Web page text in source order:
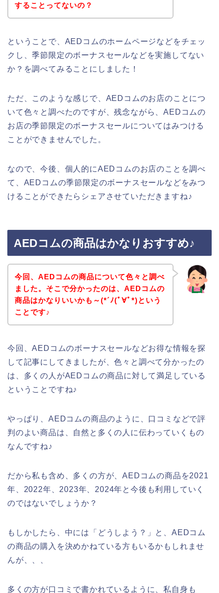
することってないの？
ということで、AEDコムのホームページなどをチェッ
クし、季節限定のボーナスセールなどを実施してない
か？を調べてみることにしました！
ただ、このような感じで、AEDコムのお店のことにつ
いて色々と調べたのですが、残念ながら、AEDコムの
お店の季節限定のボーナスセールについてはみつける
ことができませんでした。
なので、今後、個人的にAEDコムのお店のことを調べ
て、AEDコムの季節限定のボーナスセールなどをみつ
けることができたらシェアさせていただきますね♪
AEDコムの商品はかなりおすすめ♪
今回、AEDコムの商品について色々と調べ
ました。そこで分かったのは、AEDコムの
商品はかなりいいかも～(*´ﾉ(ﾟ∀ﾟ*)という
ことです♪
今回、AEDコムのボーナスセールなどお得な情報を探
して記事にしてきましたが、色々と調べて分かったの
は、多くの人がAEDコムの商品に対して満足している
ということですね♪
やっぱり、AEDコムの商品のように、口コミなどで評
判のよい商品は、自然と多くの人に伝わっていくもの
なんですね♪
だから私も含め、多くの方が、AEDコムの商品を2021
年、2022年、2023年、2024年と今後も利用していく
のではないでしょうか？
もしかしたら、中には「どうしよう？」と、AEDコム
の商品の購入を決めかねている方もいるかもしれませ
んが、、、
多くの方が口コミで書かれているように、私自身も